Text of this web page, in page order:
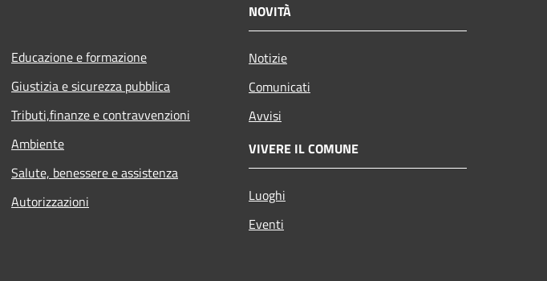
Educazione e formazione
Giustizia e sicurezza pubblica
Tributi,finanze e contravvenzioni
Ambiente
Salute, benessere e assistenza
Autorizzazioni
NOVITÀ
Notizie
Comunicati
Avvisi
VIVERE IL COMUNE
Luoghi
Eventi